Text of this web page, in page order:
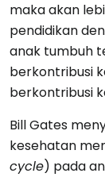
maka akan
pendidikan
anak tumbuh
berkontribusi
berkontribusi
Bill Gates
kesehatan
cycle) pada